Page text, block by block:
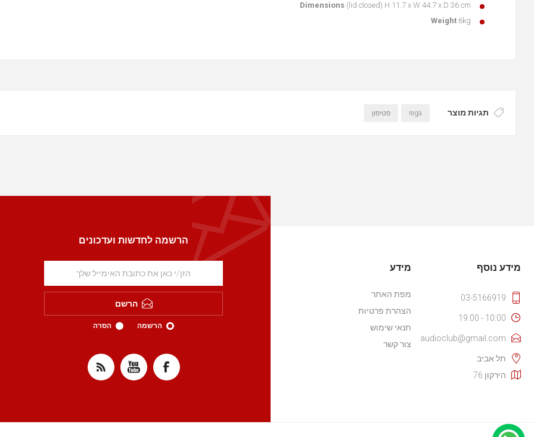
Dimensions (lid closed) H 11.7 x W 44.7 x D 36 cm
Weight 6kg
תגיות מוצר rega פטיפון
הרשמה לחדשות ועדכונים
הרשם
הרשמה הסרה
מידע נוסף
03-5166919
10:00 - 19:00
audioclub@gmail.com
תל אביב
הירקון 76
מידע
מפת האתר
הצהרת פרטיות
תנאי שימוש
צור קשר